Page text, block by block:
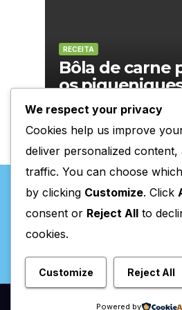
RECEITA
Bôla de carne
os
08.08.2026
Valpaços
We respect your privacy
Cookies help us improve
deliver personalized content,
traffic. You can choose
by clicking Customize. Click
consent or Reject All to
cookies.
Customize Reject All
Powered by